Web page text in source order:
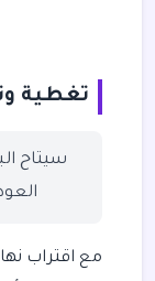
تغطية
سيتاح
مع اقتراب